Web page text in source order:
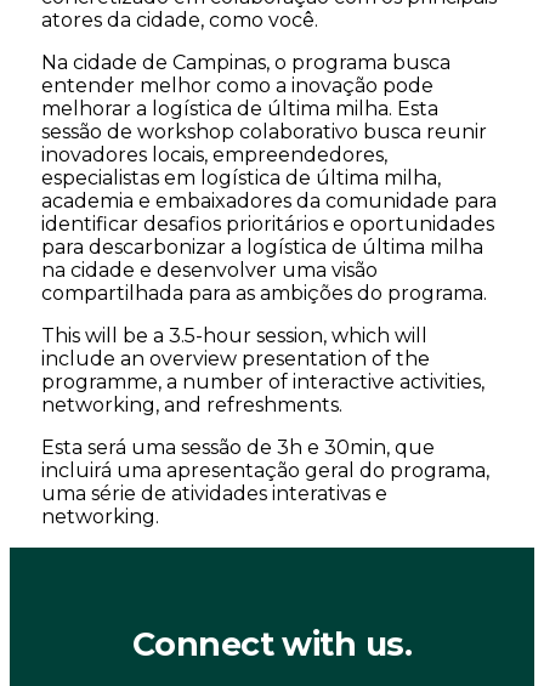
atores da cidade, como você.
Na cidade de Campinas, o programa busca
entender melhor como a inovação pode
melhorar a logística de última milha. Esta
sessão de workshop colaborativo busca reunir
inovadores locais, empreendedores,
especialistas em logística de última milha,
academia e embaixadores da comunidade para
identificar desafios prioritários e oportunidades
para descarbonizar a logística de última milha
na cidade e desenvolver uma visão
compartilhada para as ambições do programa.
This will be a 3.5-hour session, which will
include an overview presentation of the
programme, a number of interactive activities,
networking, and refreshments.
Esta será uma sessão de 3h e 30min, que
incluirá uma apresentação geral do programa,
uma série de atividades interativas e
networking.
Connect with us.